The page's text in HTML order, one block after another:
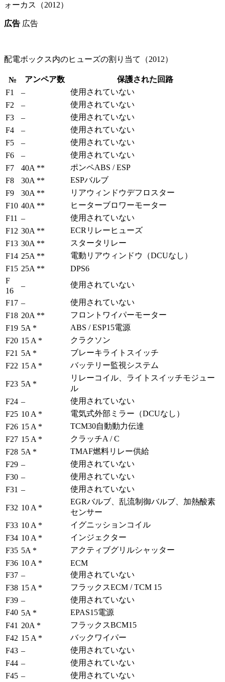
広告 広告
配電ボックス内のヒューズの割り当て（2012）
№ アンペア数
保護された回路
F1
–
使用されていない
F2
–
使用されていない
F3
–
使用されていない
F4
–
使用されていない
F5
–
使用されていない
F6
–
使用されていない
F7
40A **
ポンペABS / ESP
F8
30A **
ESPバルブ
F9
30A **
リアウィンドウデフロスター
F10 40A **
ヒーターブロワーモーター
F11 –
使用されていない
F12 30A **
ECRリレーヒューズ
F13 30A **
スタータリレー
F14 25A **
電動リアウィンドウ（DCUなし）
F15 25A **
DPS6
F
16
– 使用されていない
F17 –
使用されていない
F18 20A **
フロントワイパーモーター
F19 5A *
ABS / ESP15電源
F20 15 A *
クラクソン
F21 5A *
ブレーキライトスイッチ
F22 15 A * バッテリー監視システム
F23 5A *
リレーコイル、ライトスイッチモジュー
ル
F24 –
使用されていない
F25 10 A *
電気式外部ミラー（DCUなし）
F26 15 A *
TCM30自動動力伝達
F27 15 A *
クラッチA / C
F28 5A *
TMAF燃料リレー供給
F29 –
使用されていない
F30 –
使用されていない
F31 – 使用されていない
F32 10 A *
EGRバルブ、乱流制御バルブ、加熱酸素
センサー
F33 10 A *
イグニッションコイル
F34 10 A *
インジェクター
F35 5A *
アクティブグリルシャッター
F36 10 A *
ECM
F37 –
使用されていない
F38 15 A *
フラックスECM / TCM 15
F39 –
使用されていない
F40 5A *
EPAS15電源
F41 20A *
フラックスBCM15
F42 15 A *
バックワイパー
F43 –
使用されていない
F44 –
使用されていない
F45 –
使用されていない